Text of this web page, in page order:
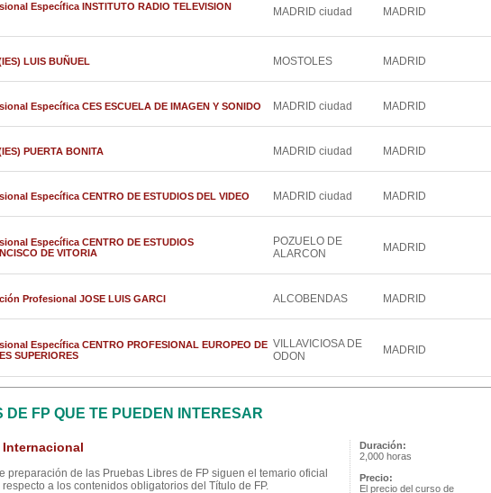
Específica INSTITUTO RADIO TELEVISION
MADRID ciudad MADRID
LUIS BUÑUEL MOSTOLES MADRID
Específica CES ESCUELA DE IMAGEN Y SONIDO MADRID ciudad MADRID
PUERTA BONITA MADRID ciudad MADRID
Específica CENTRO DE ESTUDIOS DEL VIDEO MADRID ciudad MADRID
Específica CENTRO DE ESTUDIOS
DE VITORIA
POZUELO DE
ALARCON
MADRID
Profesional JOSE LUIS GARCI ALCOBENDAS MADRID
Específica CENTRO PROFESIONAL EUROPEO DE
SUPERIORES
VILLAVICIOSA DE
ODON
MADRID
FP QUE TE PUEDEN INTERESAR
Internacional
preparación de las Pruebas Libres de FP siguen el temario oficial
a los contenidos obligatorios del Título de FP.
Duración:
2,000 horas
Precio:
El precio del curso de